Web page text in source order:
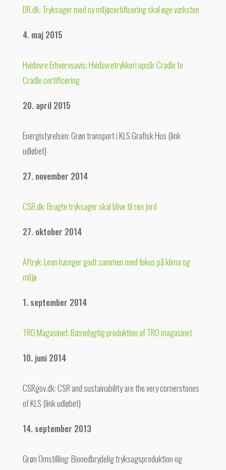
DR.dk: Tryksager med ny miljøcertificering skal øge væksten
4. maj 2015
Hvidovre Erhvervsavis: Hvidovretrykkeri opnår Cradle to
Cradle certificering
20. april 2015
Energistyrelsen: Grøn transport i KLS Grafisk Hus (link
udløbet)
27. november 2014
CSR.dk: Brugte tryksager skal blive til ren jord
27. oktober 2014
Aftryk: Lean hænger godt sammen med fokus på klima og
miljø
1. september 2014
TRO Magasinet: Bæredygtig produktion af TRO magasinet
10. juni 2014
CSRgov.dk: CSR and sustainability are the very cornerstones
of KLS (link udløbet)
14. september 2013
Grøn Omstilling: Bionedbrydelig tryksagsproduktion og